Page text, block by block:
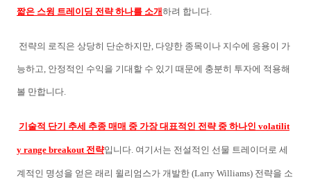
짧은 스윙 트레이딩 전략 하나를 소개하려 합니다.
전략의 로직은 상당히 단순하지만, 다양한 종목이나 지수에 응용이 가
능하고, 안정적인 수익을 기대할 수 있기 때문에 충분히 투자에 적용해
볼 만합니다.
기술적 단기 추세 추종 매매 중 가장 대표적인 전략 중 하나인 volatilit
y range breakout 전략입니다. 여기서는 전설적인 선물 트레이더로 세
계적인 명성을 얻은 래리 윌리엄스가 개발한 (Larry Williams) 전략을 소